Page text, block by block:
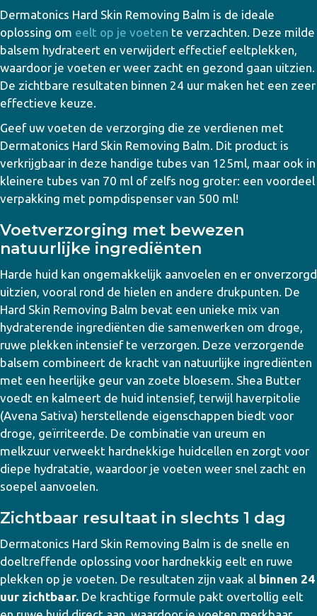
Dermatonics Hard Skin Removing Balm is de ideale
oplossing om eelt op je voeten te verzachten. Deze milde
balsem hydrateert en verwijdert effectief eeltplekken,
waardoor je voeten er weer zacht en gezond gaan uitzien.
De zichtbare resultaten binnen 24 uur maken het een zeer
effectieve keuze.
Geef uw voeten de verzorging die ze verdienen met
Dermatonics Hard Skin Removing Balm. Dit product is
verkrijgbaar in deze handige tubes van 125ml, maar ook in
kleinere tubes van 70 ml of zelfs nog groter: een voordeel
verpakking met pompdispenser van 500 ml!
Voetverzorging met bewezen
natuurlijke ingrediënten
Harde huid kan ongemakkelijk aanvoelen en er onverzorgd
uitzien, vooral rond de hielen en andere drukpunten. De
Hard Skin Removing Balm bevat een unieke mix van
hydraterende ingrediënten die samenwerken om droge,
ruwe plekken intensief te verzorgen. Deze verzorgende
balsem combineert de kracht van natuurlijke ingrediënten
met een heerlijke geur van zoete bloesem. Shea Butter
voedt en kalmeert de huid intensief, terwijl haverpitolie
(Avena Sativa) herstellende eigenschappen biedt voor
droge, geïrriteerde. De combinatie van ureum en
melkzuur verweekt hardnekkige huidcellen en zorgt voor
diepe hydratatie, waardoor je voeten weer snel zacht en
soepel aanvoelen.
Zichtbaar resultaat in slechts 1 dag
Dermatonics Hard Skin Removing Balm is de snelle en
doeltreffende oplossing voor hardnekkig eelt en ruwe
plekken op je voeten. De resultaten zijn vaak al binnen 24
uur zichtbaar. De krachtige formule pakt overtollig eelt